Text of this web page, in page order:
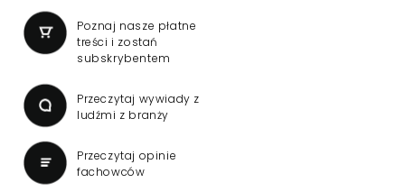
Poznaj nasze płatne
treści i zostań
subskrybentem
Przeczytaj wywiady z
ludźmi z branży
Przeczytaj opinie
fachowców